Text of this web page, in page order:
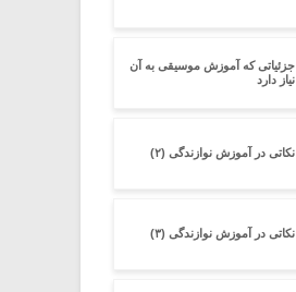
جزئیاتى که آموزش موسیقى به آن
نیاز دارد
نکاتی در آموزش نوازندگی (۲)
نکاتی در آموزش نوازندگی (۳)